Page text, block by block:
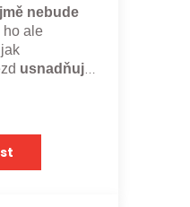
nebude
ho ale
usnadňuje